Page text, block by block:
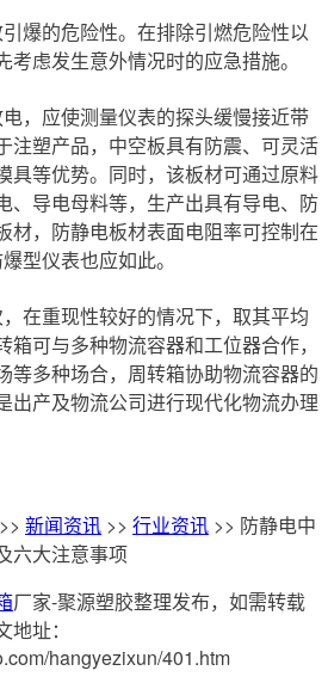
爆的危险性。在排除引燃危险性以
考虑发生意外情况时的应急措施。
，应使测量仪表的探头缓慢接近带
注塑产品，中空板具有防震、可灵活
具等优势。同时，该板材可通过原料
、导电母料等，生产出具有导电、防
材，防静电板材表面电阻率可控制在
型仪表也应如此。
在重现性较好的情况下，取其平均
箱可与多种物流容器和工位器合作，
等多种场合，周转箱协助物流容器的
出产及物流公司进行现代化物流办理
>> 新闻资讯 >> 行业资讯 >> 防静电中
六大注意事项
厂家-聚源塑胶整理发布，如需转载
址：
hangyezixun/401.htm